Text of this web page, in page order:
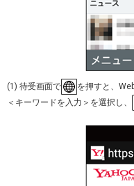
(1) 待受画面で
を押すと、
＜キーワードを入力＞を選択し、